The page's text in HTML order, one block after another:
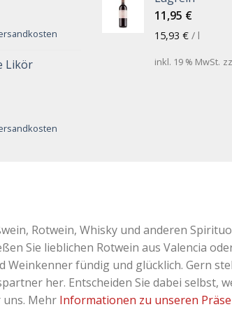
Likör
11,95 €
15,93 €/ l
inkl. 19 % MwSt.
Rotwein, Whisky und anderen
Sie lieblichen Rotwein aus Valencia
fündig und glücklich. Gern
her. Entscheiden Sie dabei selbst,
uns. Mehr Informationen zu unseren